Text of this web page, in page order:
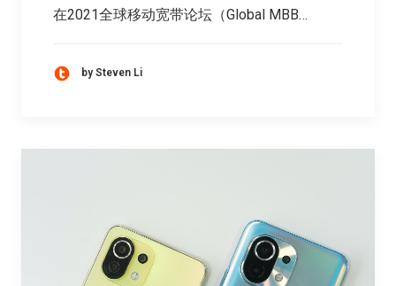
在2021全球移动宽带论坛（Global MBB…
by Steven Li